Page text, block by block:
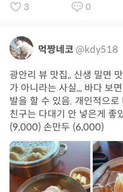
3 0
먹짱네코 @kdy518
광안리 뷰 맛집,, 신생 밀면
가 아니라는 사실,,, 바다 보
발을 할 수 있음. 개인적으
친구는 다대기 안 넣은게 좋
(9,000) 손만두 (6,000)